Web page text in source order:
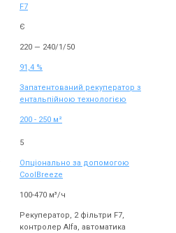
F7
Є
220 — 240/1/50
91,4 %
Запатентований рекуператор з
ентальпійною технологією
200 - 250 м²
5
Опціонально за допомогою
CoolBreeze
100-470 м³/ч
Рекуператор, 2 фільтри F7,
контролер Alfa, автоматика